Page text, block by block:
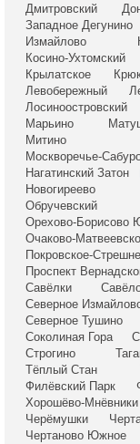
Дмитровский
Западное Дегунино
Измайлово
Косино-Ухтомский
Крылатское
Левобережный
Лосиноостровский
Марьино
Митино
Москворечье-
Нагатинский Затон
Новогиреево
Обручевский
Орехово-Борисово
Очаково-
Покровское-
Проспект
Савёлки
Северное
Северное Тушино
Соколиная Гора
Строгино
Тёплый Стан
Филёвский Парк
Хорошёво-Мнёвники
Черёмушки
Чертаново Южное